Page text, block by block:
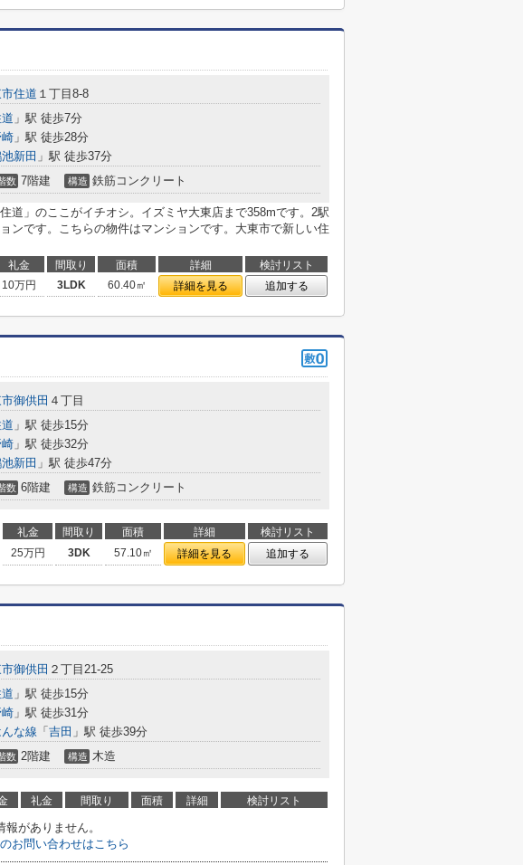
市住道 １丁目8-8
」駅 徒歩7分
」駅 徒歩28分
新田 」駅 徒歩37分
数 7階建 構造 鉄筋コンクリート
住道」のここがイチオシ。イズミヤ大東店まで358mです。2駅
ンです。こちらの物件はマンションです。大東市で新しい住
礼金 間取り 面積 詳細
検討リスト
10万円 3LDK 60.40㎡ 詳細を見る 追加する
市御供田 ４丁目
」駅 徒歩15分
」駅 徒歩32分
新田 」駅 徒歩47分
数 6階建 構造 鉄筋コンクリート
礼金 間取り 面積 詳細
検討リスト
25万円 3DK 57.10㎡ 詳細を見る 追加する
市御供田 ２丁目21-25
」駅 徒歩15分
」駅 徒歩31分
な線 「 吉田 」駅 徒歩39分
数 2階建 構造 木造
礼金 間取り 面積 詳細 検討リスト
報がありません。
お問い合わせはこちら